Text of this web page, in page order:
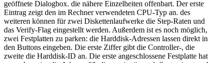
geöffnete Dialogbox. die nähere Einzelheiten offenbart. Der erste
Eintrag zeigt den im Rechner verwendeten CPU-Typ an. des
weiteren können für zwei Diskettenlaufwerke die Step-Raten und
das Verify-Flag eingestellt werden. Außerdem ist es noch möglich,
zwei Festplatten zu parken: die Harddisk-Adressen lassen direkt in
den Buttons eingeben. Die erste Ziffer gibt die Controller-, die
zweite die Harddisk-ID an. Die erste angeschlossene Festplatte hat